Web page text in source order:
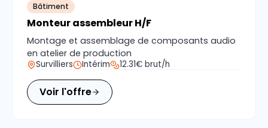
Bâtiment
Monteur assembleur H/F
Montage et assemblage de composants audio
en atelier de production
Survilliers Intérim 12.31€ brut/h
Voir l'offre